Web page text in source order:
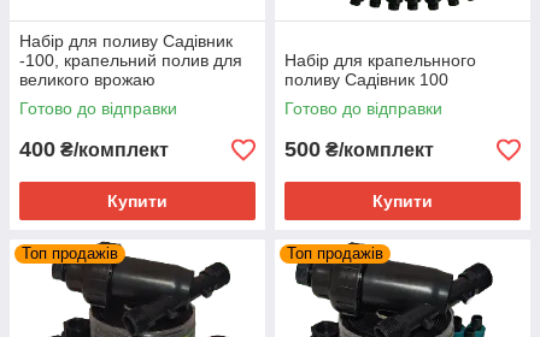
Набір для поливу Садівник
-100, крапельний полив для
великого врожаю
Готово до відправки
400 ₴/комплект
Купити
Набір для крапельнного
поливу Садівник 100
Готово до відправки
500 ₴/комплект
Купити
Топ продажів Топ продажів